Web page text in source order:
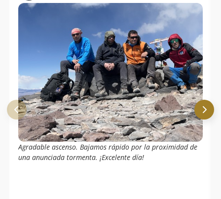
Agradable ascenso. Bajamos rápido por la proximidad de
una anunciada tormenta. ¡Excelente día!